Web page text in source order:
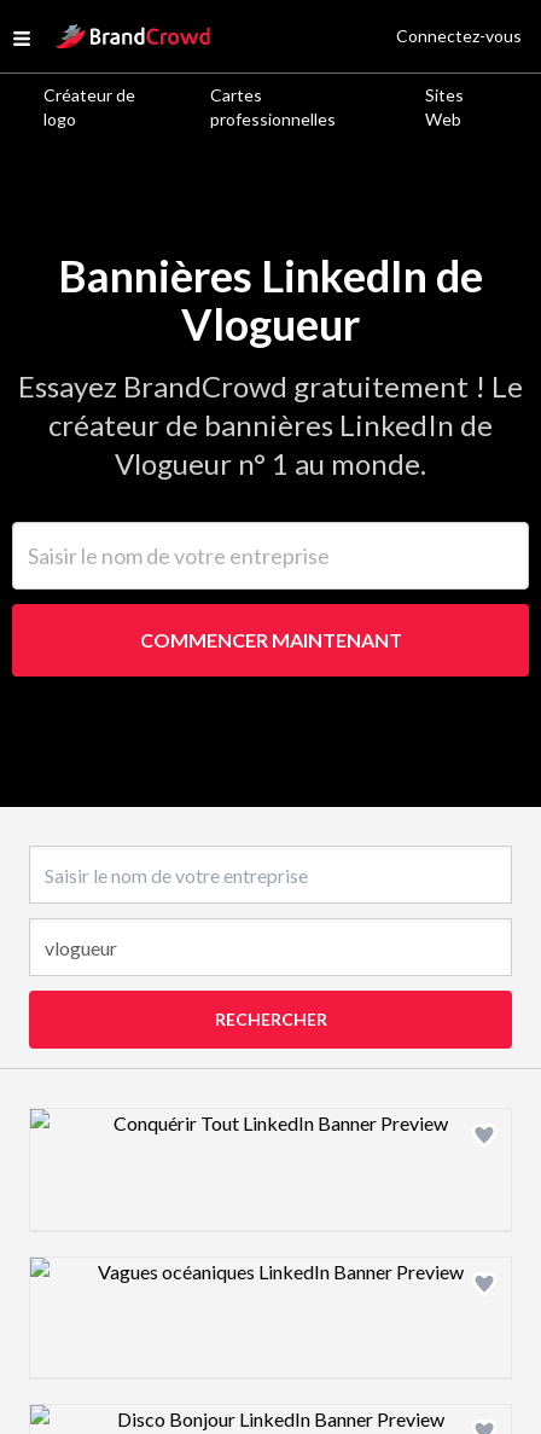
Open menu
Site Logo
Créateur de
logo
Cartes
professionnelles
Sites
Web
Connectez-vous
Bannières LinkedIn de
Vlogueur
Essayez BrandCrowd gratuitement ! Le
créateur de bannières LinkedIn de
Vlogueur n° 1 au monde.
COMMENCER MAINTENANT
RECHERCHER
Design preview image
Design preview image
Design preview image